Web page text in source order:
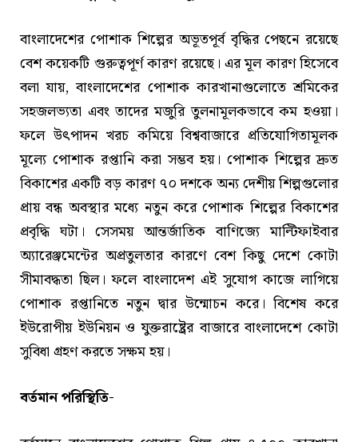
বাংলাদেশের পোশাক শিল্পের অভূতপূর্ব বৃদ্ধির পেছনে রয়েছে
বেশ কয়েকটি গুরুত্বপূর্ণ কারণ রয়েছে। এর মূল কারণ হিসেবে
বলা যায়, বাংলাদেশের পোশাক কারখানাগুলোতে শ্রমিকের
সহজলভ্যতা এবং তাদের মজুরি তুলনামূলকভাবে কম হওয়া।
ফলে উৎপাদন খরচ কমিয়ে বিশ্ববাজারে প্রতিযোগিতামূলক
মূল্যে পোশাক রপ্তানি করা সম্ভব হয়। পোশাক শিল্পের দ্রুত
বিকাশের একটি বড় কারণ ৭০ দশকে অন্য দেশীয় শিল্পগুলোর
প্রায় বন্ধ অবস্থার মধ্যে নতুন করে পোশাক শিল্পের বিকাশের
প্রবৃদ্ধি ঘটা। সেসময় আন্তর্জাতিক বাণিজ্যে মাল্টিফাইবার
অ্যারেঞ্জমেন্টের অপ্রতুলতার কারণে বেশ কিছু দেশে কোটা
সীমাবদ্ধতা ছিল। ফলে বাংলাদেশ এই সুযোগ কাজে লাগিয়ে
পোশাক রপ্তানিতে নতুন দ্বার উন্মোচন করে। বিশেষ করে
ইউরোপীয় ইউনিয়ন ও যুক্তরাষ্ট্রের বাজারে বাংলাদেশে কোটা
সুবিধা গ্রহণ করতে সক্ষম হয়।
বর্তমান পরিস্থিতি-